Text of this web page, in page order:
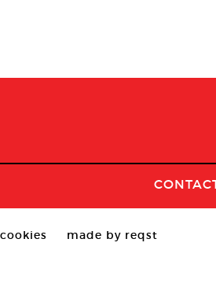
made by reqst